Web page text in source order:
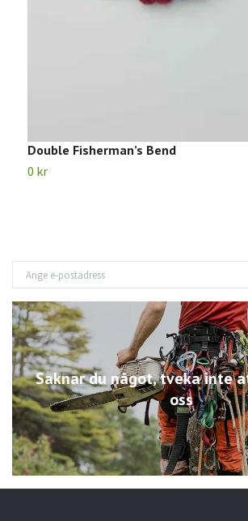
Saknar du något, tveka inte
oss
Double Fisherman’s Bend
0 kr